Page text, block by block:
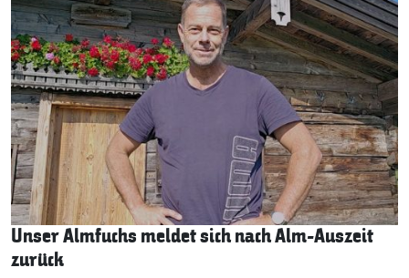
Unser Almfuchs meldet sich nach Alm-Auszeit
zurück